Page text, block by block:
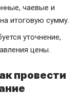
чаевые и
итоговую сумму.
уточнение,
цены.
провести